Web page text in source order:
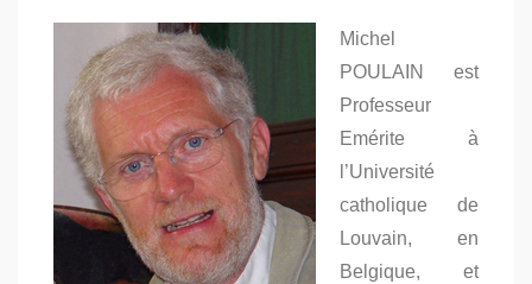
Michel
POULAIN est
Professeur
Emérite à
l’Université
catholique de
Louvain, en
Belgique, et